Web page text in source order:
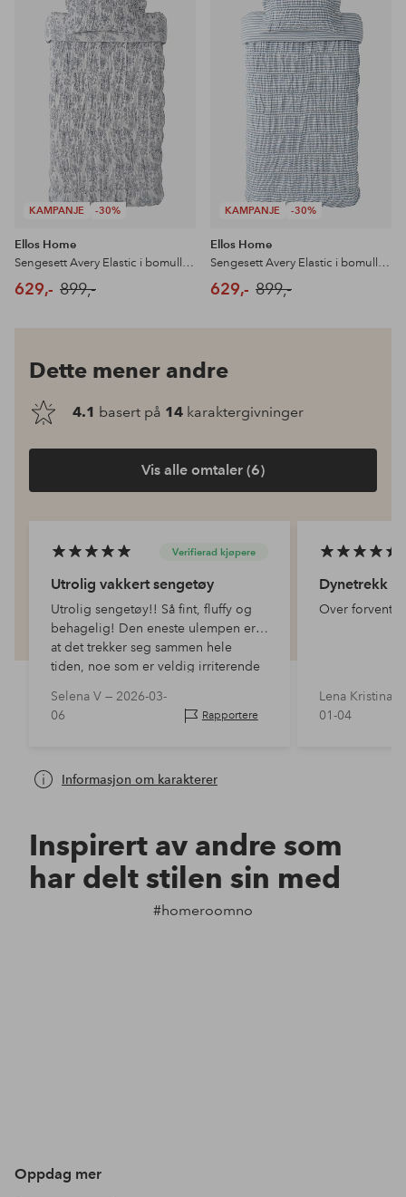
KAMPANJE -30%
favoritter
Ellos Home
Sengesett Avery Elastic i bomullspercale 2 eller 3 stykker
629,- 899,-
KAMPANJE -30%
favoritter
Ellos Home
Sengesett Avery Elastic i bomullspercale 2 eller 3 stykker
629,- 899,-
Dette mener andre
4.1 basert på 14 karaktergivninger
Vis alle omtaler (6)
Verifierad kjøpere
Utrolig vakkert sengetøy
Utrolig sengetøy!! Så fint, fluffy og
behagelig! Den eneste ulempen er
at det trekker seg sammen hele
tiden, noe som er veldig irriterende
Selena V — 2026-03-
06
Rapportere
Dynetrekk
Over
Lena Kristina
01-04
Informasjon om karakterer
Inspirert av andre som
har delt stilen sin med
#homeroomno
Oppdag mer